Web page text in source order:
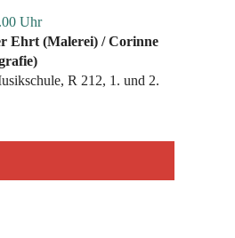
Uhr
Ehrt (Malerei) / Corinne
R 212, 1. und 2.